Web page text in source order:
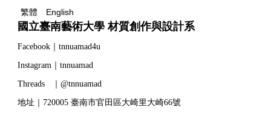
繁體 English
國立臺南藝術大學 材質創作與設計系
Facebook｜tnnuamad4u
Instagram｜tnnuamad
Threads ｜@tnnuamad
地址｜720005 臺南市官田區大崎里大崎66號